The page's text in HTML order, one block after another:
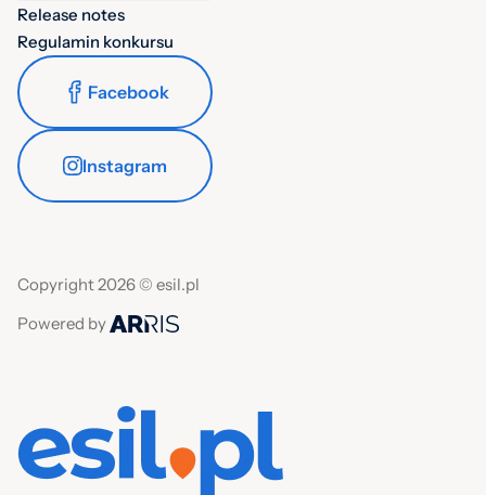
Release notes
Regulamin konkursu
Facebook
Instagram
Copyright 2026 © esil.pl
Powered by